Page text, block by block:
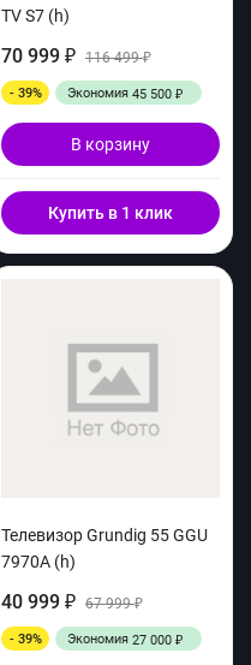
TV S7 (h)
70 999 ₽ 116 499₽
- 39% Экономия 45 500 ₽
В корзину
Купить в 1 клик
Телевизор Grundig 55 GGU
7970A (h)
40 999 ₽ 67 999₽
- 39% Экономия 27 000 ₽